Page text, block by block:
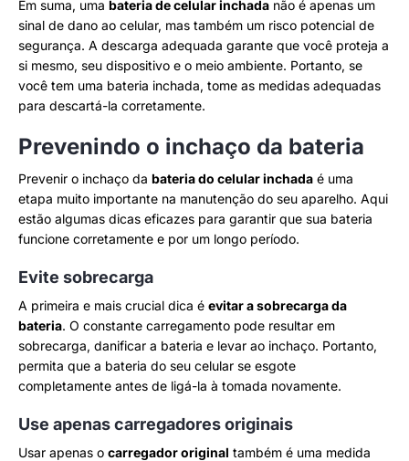
Em suma, uma bateria de celular inchada não é apenas um
sinal de dano ao celular, mas também um risco potencial de
segurança. A descarga adequada garante que você proteja a
si mesmo, seu dispositivo e o meio ambiente. Portanto, se
você tem uma bateria inchada, tome as medidas adequadas
para descartá-la corretamente.
Prevenindo o inchaço da bateria
Prevenir o inchaço da bateria do celular inchada é uma
etapa muito importante na manutenção do seu aparelho. Aqui
estão algumas dicas eficazes para garantir que sua bateria
funcione corretamente e por um longo período.
Evite sobrecarga
A primeira e mais crucial dica é evitar a sobrecarga da
bateria. O constante carregamento pode resultar em
sobrecarga, danificar a bateria e levar ao inchaço. Portanto,
permita que a bateria do seu celular se esgote
completamente antes de ligá-la à tomada novamente.
Use apenas carregadores originais
Usar apenas o carregador original também é uma medida